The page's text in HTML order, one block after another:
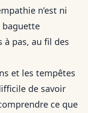
n’est ni
baguette
à pas, au fil des
et les tempêtes
de savoir
ce que